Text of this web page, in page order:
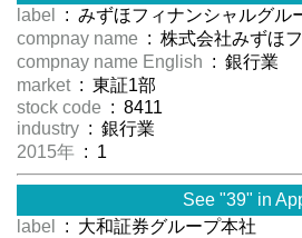
label
: みずほフィナンシャルグル
compnay name : 株式会社みずほ
compnay name English : 銀行業
market : 東証1部
stock code : 8411
industry : 銀行業
2015年 : 1
See "39" in
label
: 大和証券グループ本社